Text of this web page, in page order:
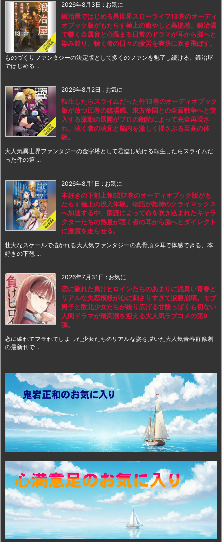
2026年8月3日 : お気に
鍛冶屋ではじめる異世界スローライフ13巻のオーディ
オブック版がもたらす極上の癒やしと高揚感。鍛冶場
で響く金属音と心温まる日常のドラマが耳から脳へと
染み渡り、聴く者の日々の疲労を爽快に吹き飛ばす。
ものづくりファンタジーの決定版として多くのファンを魅了し続ける、鍛冶屋
ではじめる ...
2026年8月2日 : お気に
転生したらスライムだった件13巻のオーディオブック
版が放つ圧巻の臨場感。東方帝国との全面戦争へと突
入する激動の展開がプロの朗読によって完全再現さ
れ、聴く者の聴覚と脳内を激しく揺さぶる至高の体
験。
大人気異世界ファンタジーの金字塔として君臨し続ける転生したらスライムだ
った件の第 ...
2026年8月1日 : お気に
本好きの下剋上第5部7巻のオーディオブック版がも
たらす極上の没入体験。物語が怒涛のクライマックス
へ加速する中、朗読によって命を吹き込まれたキャラ
クターたちの熱量が聴く者の耳から脳へとダイレクト
に激震を走らせる。
壮大なスケールで描かれる大人気ファンタジーの真骨頂を耳で体感できる、本
好きの下剋 ...
2026年7月31日 : お気に
恋に破れた負けヒロインたちのあまりに泥臭い青春と
リアルな失恋模様が心に刺さりすぎて涙腺崩壊。モブ
男子と敗北少女たちが繰り広げる甘酸っぱくも切ない
人間ドラマが最高潮を迎える大人気ラブコメの第9
弾。
恋に破れてフラれてしまった少女たちのリアルな姿を描いた大人気青春群像劇
の最新刊で ...